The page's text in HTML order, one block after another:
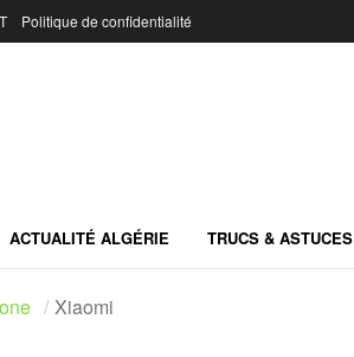
Politique de confidentialité
ACTUALITÉ ALGÉRIE TRUCS & ASTUCES
Xiaomi